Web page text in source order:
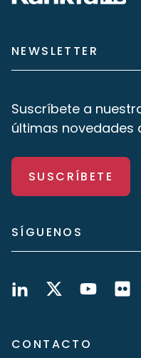
NEWSLETTER
Suscríbete a
últimas novedades
SUSCRÍBETE
SÍGUENOS
CONTACTO